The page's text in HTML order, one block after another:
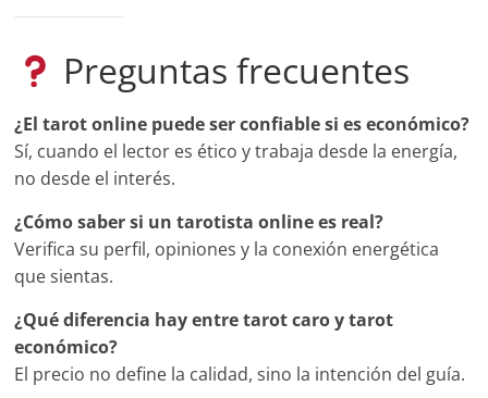
Preguntas frecuentes
¿El tarot online puede ser confiable si es económico?
Sí, cuando el lector es ético y trabaja desde la energía,
no desde el interés.
¿Cómo saber si un tarotista online es real?
Verifica su perfil, opiniones y la conexión energética
que sientas.
¿Qué diferencia hay entre tarot caro y tarot
económico?
El precio no define la calidad, sino la intención del guía.